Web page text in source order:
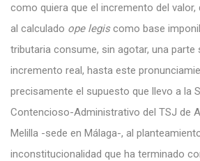
como quiera que el incremento del
al calculado ope legiscomo base
tributaria consume, sin agotar, una parte
incremento real, hasta este
precisamente el supuesto que llevo a la
Contencioso-Administrativo del TSJ de
Melilla -sede en Málaga-, al
inconstitucionalidad que ha terminado